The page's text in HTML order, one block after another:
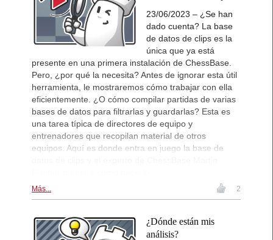
23/06/2023 – ¿Se han
dado cuenta? La base
de datos de clips es la
única que ya está
presente en una primera instalación de ChessBase.
Pero, ¿por qué la necesita? Antes de ignorar esta útil
herramienta, le mostraremos cómo trabajar con ella
eficientemente. ¿O cómo compilar partidas de varias
bases de datos para filtrarlas y guardarlas? Esta es
una tarea típica de directores de equipo y
entrenadores que recopilan material de otros
equipos. Aquí es donde entra en juego la base de
Más... 2
¿Dónde están mis
análisis?